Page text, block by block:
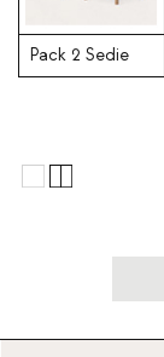
Pack 2 Sedie